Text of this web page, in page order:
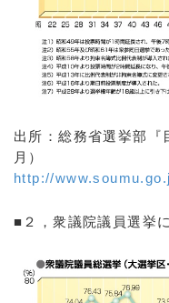
出所：総務省選挙部『
月）
http://
■２，衆議院議員選挙